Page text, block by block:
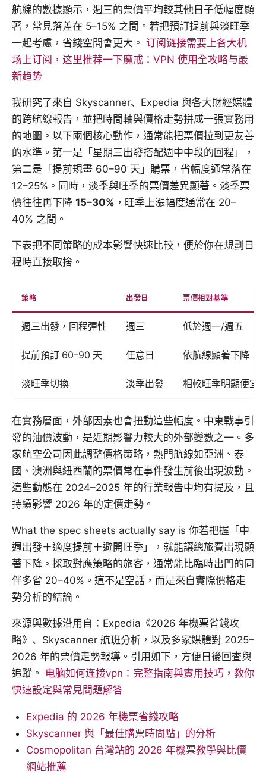
航線的數據顯示，週三的票價平均較其他日子低幅度顯
著，常見落差在 5–15% 之間。若把預訂提前與淡旺季
一起考慮，省錢空間會更大。 订阅链接需要上各大机
场上订阅，这里推荐一下魔戒：VPN 使用全攻略与最
新趋势
我研究了來自 Skyscanner、Expedia 與各大財經媒體
的跨航線報告，並把時間軸與價格走勢拼成一張實務用
的地圖。以下兩個核心動作，通常能把票價拉到更友善
的水準。第一是「星期三出發搭配週中中段的回程」，
第二是「提前規畫 60–90 天」購票，省幅度通常落在
12–25%。同時，淡季與旺季的票價差異顯著。淡季票
價往往再下降 15–30% ，旺季上漲幅度通常在 20–
40% 之間。
下表把不同策略的成本影響快速比較，便於你在規劃日
程時直接取捨。
策略 出發日 票價相對基準
週三出發，回程彈性 週三 低於週一/週五
提前預訂 60–90 天 任意日 依航線顯著下降
淡旺季切換 淡季出發 相較旺季明顯便宜
在實務層面，外部因素也會扭動這些幅度。中東戰事引
發的油價波動，是近期影響力較大的外部變數之一。多
家航空公司因此調整價格策略，熱門航線如亞洲、泰
國、澳洲與紐西蘭的票價常在事件發生前後出現波動。
這些動態在 2024–2025 年的行業報告中均有提及，且
持續影響 2026 年的定價走勢。
What the spec sheets actually say is 你若把握「中
週出發＋適度提前＋避開旺季」，就能讓總旅費出現顯
著下降。採取對應策略的旅客，通常能比臨時出門的同
伴多省 20–40%。這不是空話，而是來自實際價格走
勢分析的結論。
來源與數據沿用自：Expedia《2026 年機票省錢攻
略》、Skyscanner 航班分析，以及多家媒體對 2025–
2026 年的票價走勢報導。引用如下，方便日後回查與
追蹤。 电脑如何连接vpn：完整指南與實用技巧，教你
快速設定與常見問題解答
Expedia 的 2026 年機票省錢攻略
Skyscanner 與「最佳購票時間點」的分析
Cosmopolitan 台灣站的 2026 年機票教學與比價
網站推薦